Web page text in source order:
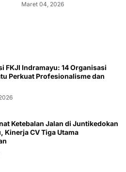
Maret 04, 2026
FKJI Indramayu: 14 Organisasi
Perkuat Profesionalisme dan
Ketebalan Jalan di Juntikedokan
Kinerja CV Tiga Utama